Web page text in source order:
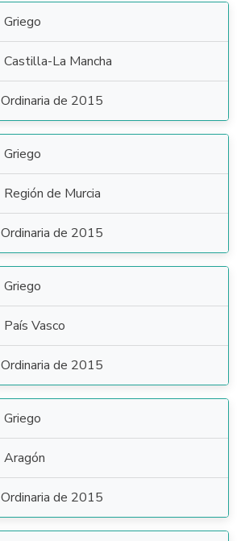
Griego
Castilla-La Mancha
Ordinaria de 2015
Griego
Región de Murcia
Ordinaria de 2015
Griego
País Vasco
Ordinaria de 2015
Griego
Aragón
Ordinaria de 2015